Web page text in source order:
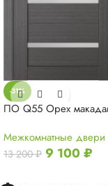
-31%
ПО Q55 Орех
Межкомнатные двери
13 200₽ 9 100₽